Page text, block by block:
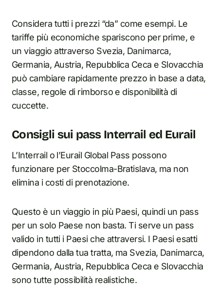
Considera tutti i prezzi “da” come esempi. Le
tariffe più economiche spariscono per prime, e
un viaggio attraverso Svezia, Danimarca,
Germania, Austria, Repubblica Ceca e Slovacchia
può cambiare rapidamente prezzo in base a data,
classe, regole di rimborso e disponibilità di
cuccette.
Consigli sui pass Interrail ed Eurail
L’Interrail o l’Eurail Global Pass possono
funzionare per Stoccolma-Bratislava, ma non
elimina i costi di prenotazione.
Questo è un viaggio in più Paesi, quindi un pass
per un solo Paese non basta. Ti serve un pass
valido in tutti i Paesi che attraversi. I Paesi esatti
dipendono dalla tua tratta, ma Svezia, Danimarca,
Germania, Austria, Repubblica Ceca e Slovacchia
sono tutte possibilità realistiche.